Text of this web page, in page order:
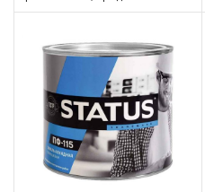
для покрытия металлических,
оштукатуренных